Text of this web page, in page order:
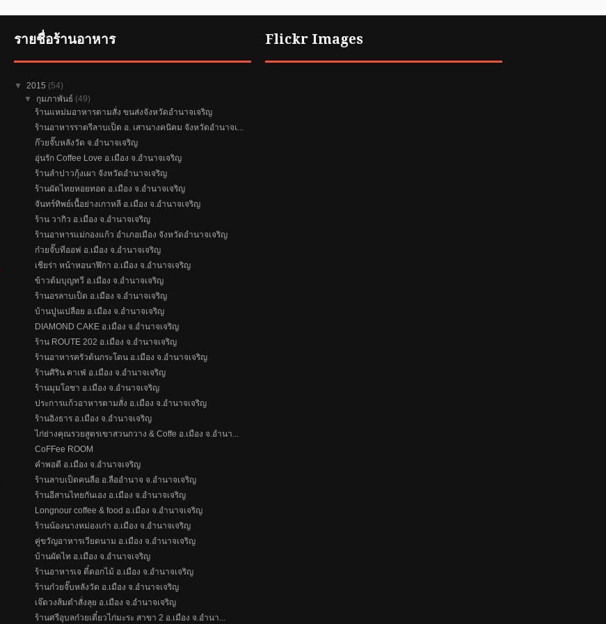
รายชื่อร้านอาหาร
▼ 2015 (54)
▼ กุมภาพันธ์ (49)
ร้านแหม่มอาหารตามสั่ง ขนส่งจังหวัดอำนาจเจริญ
ร้านอาหารราตรีลาบเป็ด อ. เสานางคนิคม จังหวัดอำนาจเ...
ก๊วยจั๊บหลังวัด จ.อำนาจเจริญ
อุ่นรัก Coffee Love อ.เมือง จ.อำนาจเจริญ
ร้านลำปาวกุ้งเผา จังหวัดอำนาจเจริญ
ร้านผัดไทยหอยทอด อ.เมือง จ.อำนาจเจริญ
จันทร์ทิพย์เนื้อย่างเกาหลี อ.เมือง จ.อำนาจเจริญ
ร้าน วากิว อ.เมือง จ.อำนาจเจริญ
ร้านอาหารแม่กองแก้ว อำเภอเมือง จังหวัดอำนาจเจริญ
ก๋วยจั๊บทีออฟ อ.เมือง จ.อำนาจเจริญ
เชียร่า หน้าหอนาฬิกา อ.เมือง จ.อำนาจเจริญ
ข้าวต้มบุญทวี อ.เมือง จ.อำนาจเจริญ
ร้านอรลาบเป็ด อ.เมือง จ.อำนาจเจริญ
บ้านปูนเปลือย อ.เมือง จ.อำนาจเจริญ
DIAMOND CAKE อ.เมือง จ.อำนาจเจริญ
ร้าน ROUTE 202 อ.เมือง จ.อำนาจเจริญ
ร้านอาหารครัวต้นกระโดน อ.เมือง จ.อำนาจเจริญ
ร้านศิริน คาเฟ่ อ.เมือง จ.อำนาจเจริญ
ร้านมุมโอชา อ.เมือง จ.อำนาจเจริญ
ประการแก้วอาหารตามสั่ง อ.เมือง จ.อำนาจเจริญ
ร้านอิงธาร อ.เมือง จ.อำนาจเจริญ
ไก่ย่างคุณรวยสูตรเขาสวนกวาง & Coffe อ.เมือง จ.อำนา...
CoFFee ROOM
คำพอดี อ.เมือง จ.อำนาจเจริญ
ร้านลาบเป็ดคนลือ อ.ลืออำนาจ จ.อำนาจเจริญ
ร้านอีสานไทยกันเอง อ.เมือง จ.อำนาจเจริญ
Longnour coffee & food อ.เมือง จ.อำนาจเจริญ
ร้านน้องนางหม่องเก่า อ.เมือง จ.อำนาจเจริญ
คู่ขวัญอาหารเวียดนาม อ.เมือง จ.อำนาจเจริญ
บ้านผัดไท อ.เมือง จ.อำนาจเจริญ
ร้านอาหารเจ ตี๋ดอกไม้ อ.เมือง จ.อำนาจเจริญ
ร้านก๋วยจั๊บหลังวัด อ.เมือง จ.อำนาจเจริญ
เจ๊ดวงส้มตำสั่งลุย อ.เมือง จ.อำนาจเจริญ
ร้านศรีอุบลก๋วยเตี๋ยวไก่มะระ สาขา 2 อ.เมือง จ.อำนา...
Flickr Images